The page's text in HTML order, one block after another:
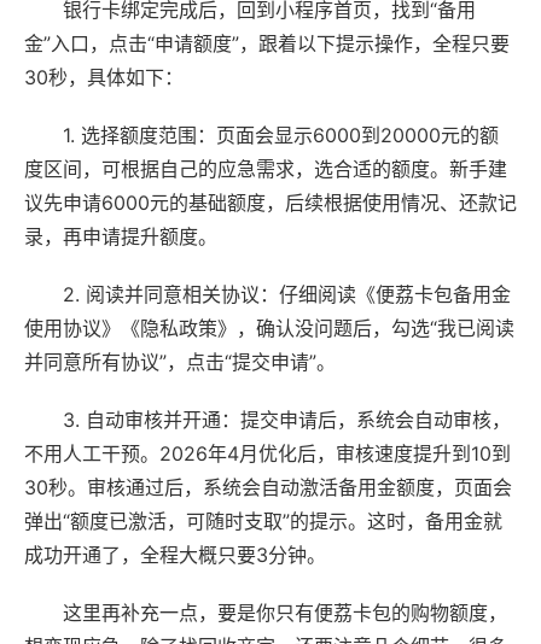
银行卡绑定完成后，回到小程序首页，找到“备用
金”入口，点击“申请额度”，跟着以下提示操作，全程只要
30秒，具体如下：
1. 选择额度范围：页面会显示6000到20000元的额
度区间，可根据自己的应急需求，选合适的额度。新手建
议先申请6000元的基础额度，后续根据使用情况、还款记
录，再申请提升额度。
2. 阅读并同意相关协议：仔细阅读《便荔卡包备用金
使用协议》《隐私政策》，确认没问题后，勾选“我已阅读
并同意所有协议”，点击“提交申请”。
3. 自动审核并开通：提交申请后，系统会自动审核，
不用人工干预。2026年4月优化后，审核速度提升到10到
30秒。审核通过后，系统会自动激活备用金额度，页面会
弹出“额度已激活，可随时支取”的提示。这时，备用金就
成功开通了，全程大概只要3分钟。
这里再补充一点，要是你只有便荔卡包的购物额度，